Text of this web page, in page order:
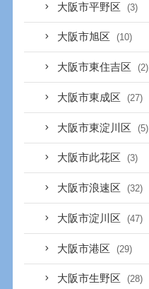
大阪市平野区 (3)
大阪市旭区 (10)
大阪市東住吉区 (2)
大阪市東成区 (27)
大阪市東淀川区 (5)
大阪市此花区 (3)
大阪市浪速区 (32)
大阪市淀川区 (47)
大阪市港区 (29)
大阪市生野区 (28)